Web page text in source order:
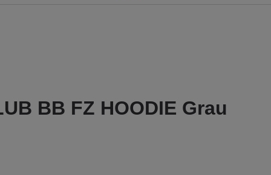
BB FZ HOODIE Grau